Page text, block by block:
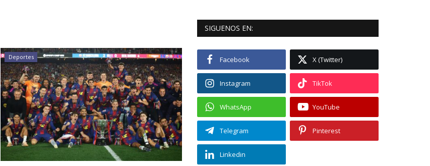
Deportes
SIGUENOS EN:
Facebook X (Twitter)
Instagram TikTok
WhatsApp YouTube
Telegram Pinterest
Linkedin